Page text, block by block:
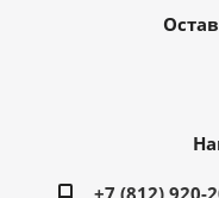
+7 (812) 920-